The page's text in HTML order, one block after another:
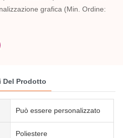
grafica (Min. Ordine:
Del Prodotto
Può essere personalizzato
Poliestere